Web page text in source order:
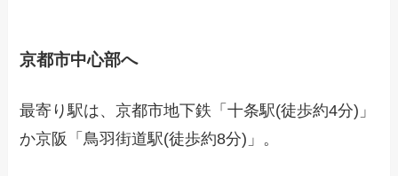
京都市中心部へ
最寄り駅は、京都市地下鉄「十条駅(徒歩約4分)」
か京阪「鳥羽街道駅(徒歩約8分)」。